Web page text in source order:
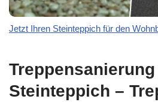
Jetzt Ihren Steinteppich für den
Steinteppich –